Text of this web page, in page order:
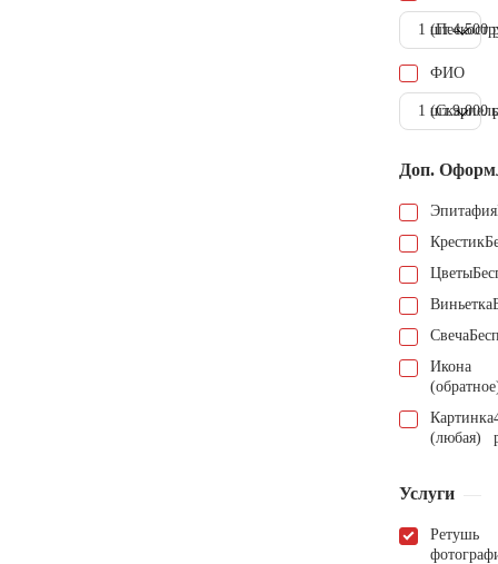
1 шт.4.500
ФИО
1 шт.9.000
Доп.
Эпитафия
Крестик
Цветы
Виньетка
Свеча
Икона
Картинка
(любая)
Услуги
Ретушь